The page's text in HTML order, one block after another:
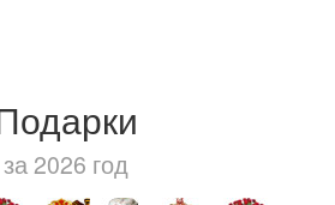
за 2026 год